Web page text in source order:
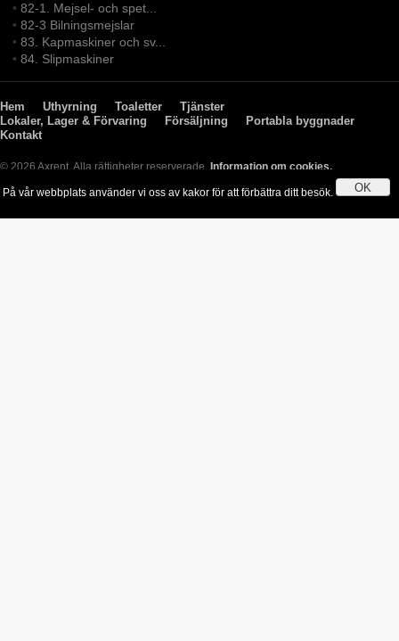
•82-1. Mejsel- och spet...
•82-3 Bilningsmejslar
•83. Kapmaskiner och sv...
•84. Slipmaskiner
Hem Uthyrning Toaletter
Tjänster
Lokaler, Lager & Förvaring
Försäljning
Portabla byggnader
Kontakt
© 2026 Axrent. Alla rättigheter reserverade. Information om cookies.
OK
På vår webbplats använder vi oss av kakor för att förbättra ditt besök.